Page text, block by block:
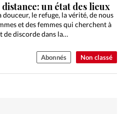
Non classé
un état des lieux
douceur, le refuge, la vérité, de nous
et des femmes qui cherchent à
de discorde dans la…
Abonnés